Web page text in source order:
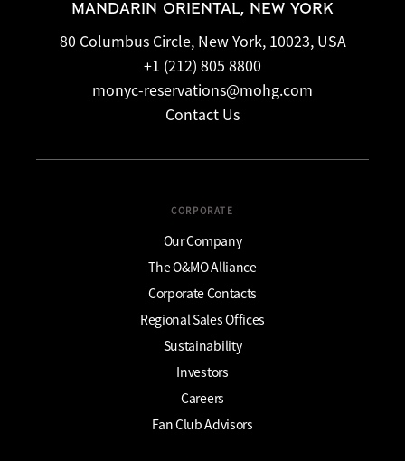
MANDARIN ORIENTAL, NEW YORK
80 Columbus Circle, New York, 10023, USA
+1 (212) 805 8800
monyc-reservations@mohg.com
Contact Us
CORPORATE
Our Company
The O&MO Alliance
Corporate Contacts
Regional Sales Offices
Sustainability
Investors
Careers
Fan Club Advisors